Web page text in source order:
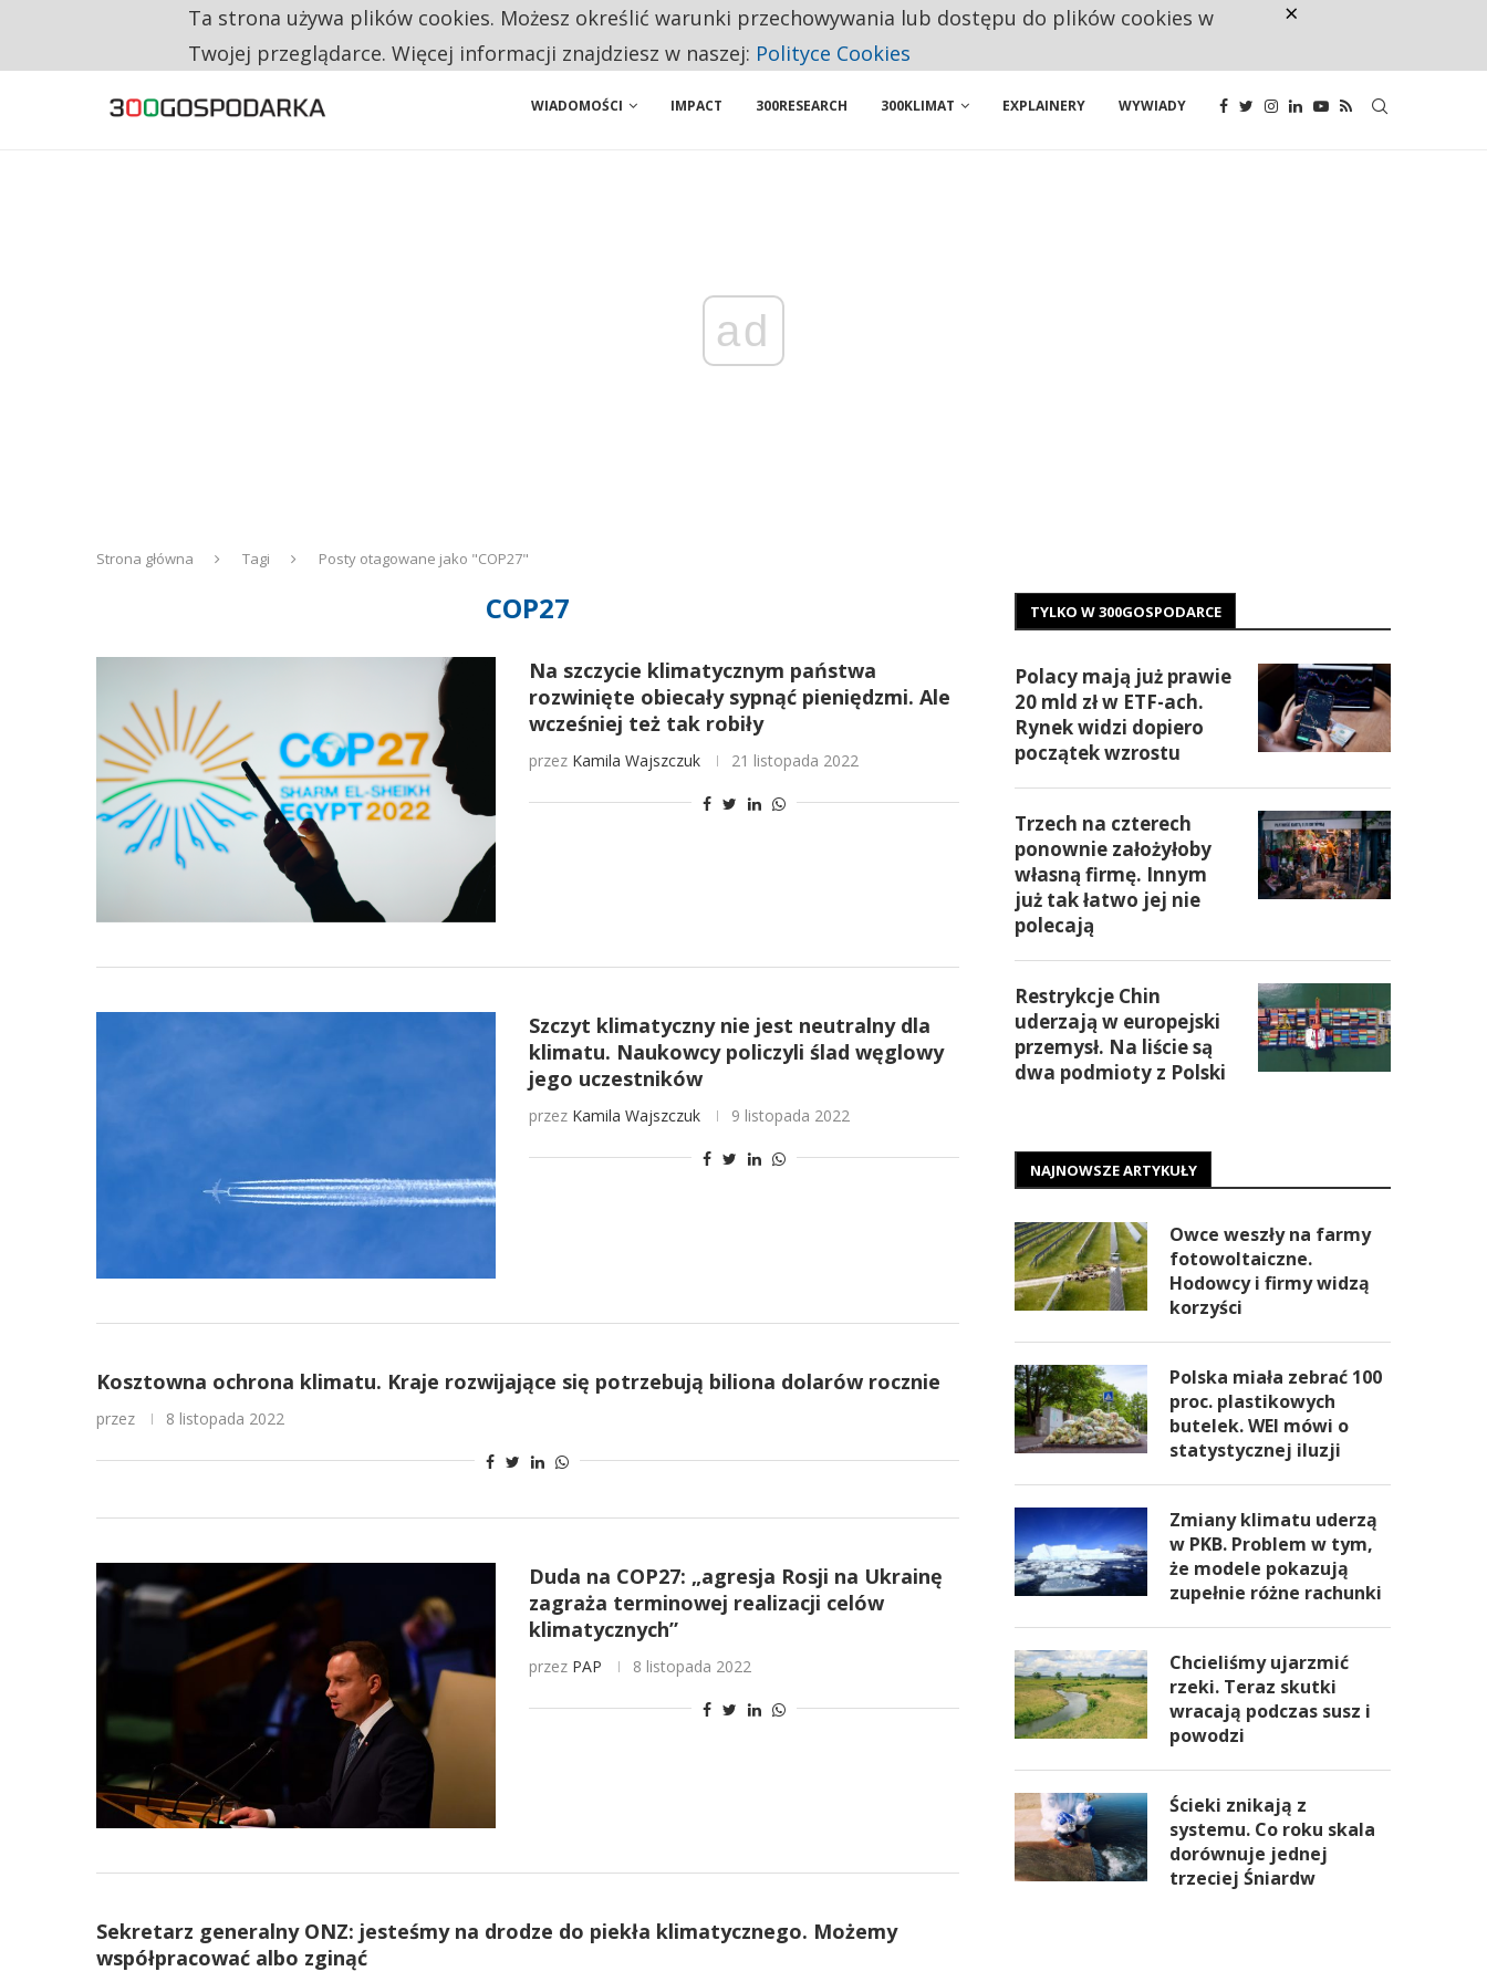
TRZECH NA CZTERECH PONOWNIE ZAŁOŻYŁOBY WŁASNĄ FIRMĘ. INNYM JUŻ TAK ŁATWO JEJ NIE POLECAJĄ
WIADOMOŚCI IMPACT 300RESEARCH 300KLIMAT EXPLAINERY WYWIADY
ad
Strona główna Tagi Posty otagowane jako "COP27"
COP27
Na szczycie klimatycznym państwa
rozwinięte obiecały sypnąć pieniędzmi. Ale
wcześniej też tak robiły
przez Kamila Wajszczuk 21 listopada 2022
Szczyt klimatyczny nie jest neutralny dla
klimatu. Naukowcy policzyli ślad węglowy
jego uczestników
przez Kamila Wajszczuk 9 listopada 2022
Kosztowna ochrona klimatu. Kraje rozwijające się potrzebują biliona dolarów rocznie
przez 8 listopada 2022
Duda na COP27: „agresja Rosji na Ukrainę
zagraża terminowej realizacji celów
klimatycznych”
przez PAP 8 listopada 2022
Sekretarz generalny ONZ: jesteśmy na drodze do piekła klimatycznego. Możemy
współpracować albo zginąć
TYLKO W 300GOSPODARCE
Polacy mają już prawie
20 mld zł w ETF-ach.
Rynek widzi dopiero
początek wzrostu
Trzech na czterech
ponownie założyłoby
własną firmę. Innym
już tak łatwo jej nie
polecają
Restrykcje Chin
uderzają w europejski
przemysł. Na liście są
dwa podmioty z Polski
NAJNOWSZE ARTYKUŁY
Owce weszły na farmy
fotowoltaiczne.
Hodowcy i firmy widzą
korzyści
Polska miała zebrać 100
proc. plastikowych
butelek. WEI mówi o
statystycznej iluzji
Zmiany klimatu uderzą
w PKB. Problem w tym,
że modele pokazują
zupełnie różne rachunki
Chcieliśmy ujarzmić
rzeki. Teraz skutki
wracają podczas susz i
powodzi
Ścieki znikają z
systemu. Co roku skala
dorównuje jednej
trzeciej Śniardw
Ta strona używa plików cookies. Możesz określić warunki przechowywania lub dostępu do plików cookies w
Twojej przeglądarce. Więcej informacji znajdziesz w naszej: Polityce Cookies
×